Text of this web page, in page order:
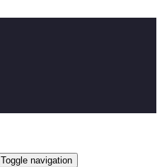
Toggle navigation